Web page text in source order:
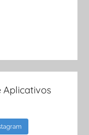
Aplicativos